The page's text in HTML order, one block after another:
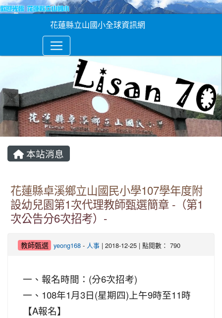
花蓮縣立山國小全球資訊網
本站消息
花蓮縣卓溪鄉立山國民小學107學年度附
設幼兒園第1次代理教師甄選簡章 -（第1
次公告分6次招考）-
教師甄選 yeong168 - 人事 | 2018-12-25 | 點閱數： 790
一、報名時間：(分6次招考)
一、108年1月3日(星期四)上午9時至11時
【A報名】